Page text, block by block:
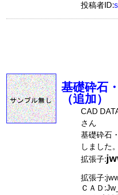
投稿者ID:
基礎砕石
（追加）
CAD
さん
基礎砕石
しました
拡張子:
拡張子
ＣＡＤ